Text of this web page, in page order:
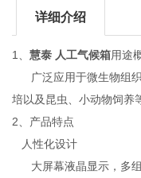
详细介绍
1、慧泰 人工气候箱用途
广泛应用于微生物组织
培以及昆虫、小动物饲养
2、产品特点
人性化设计
大屏幕液晶显示，多组